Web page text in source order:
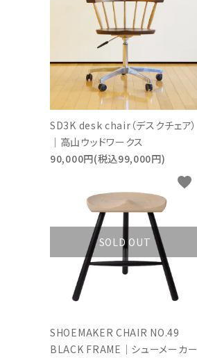
SD3K desk chair（デスクチェア）
｜高山ウッドワークス
90,000円(税込99,000円)
SOLD OUT
SHOEMAKER CHAIR NO.49
BLACK FRAME｜シューメーカー
favorite